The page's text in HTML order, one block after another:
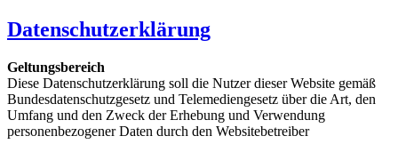
Datenschutzerklärung
Geltungsbereich
Diese Datenschutzerklärung soll die Nutzer dieser Website gemäß
Bundesdatenschutzgesetz und Telemediengesetz über die Art, den
Umfang und den Zweck der Erhebung und Verwendung
personenbezogener Daten durch den Websitebetreiber